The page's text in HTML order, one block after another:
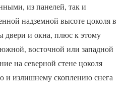
из панелей, так и
надземной высоте цоколя в
двери и окна, плюс к этому
южной, восточной или западной
на северной стене цоколя
и излишнему скоплению снега